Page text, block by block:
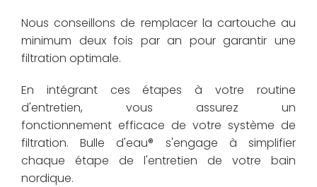
Nous conseillons de remplacer la cartouche au
minimum deux fois par an pour garantir une
filtration optimale.
En intégrant ces étapes à votre routine
d'entretien, vous assurez un
fonctionnement efficace de votre système de
filtration. Bulle d'eau® s'engage à simplifier
chaque étape de l'entretien de votre bain
nordique.